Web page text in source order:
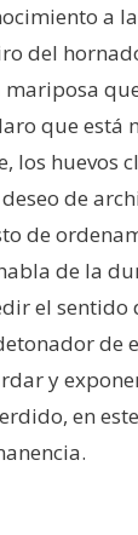
a
del
que está
los huevos
de
de
de la
el sentido
de
y
en